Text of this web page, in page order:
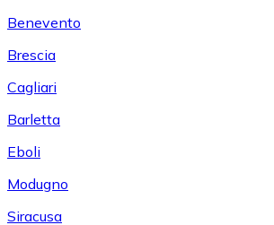
Benevento
Brescia
Cagliari
Barletta
Eboli
Modugno
Siracusa